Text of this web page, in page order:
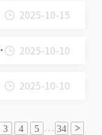
2025-10-15
2025-10-10
2025-10-10
3 4 5 . . . 34